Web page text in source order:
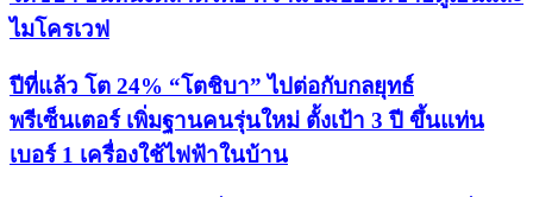
ไมโครเวฟ
ปีที่แล้ว โต 24% “โตชิบา” ไปต่อกับกลยุทธ์
พรีเซ็นเตอร์ เพิ่มฐานคนรุ่นใหม่ ตั้งเป้า 3 ปี ขึ้นแท่น
เบอร์ 1 เครื่องใช้ไฟฟ้าในบ้าน